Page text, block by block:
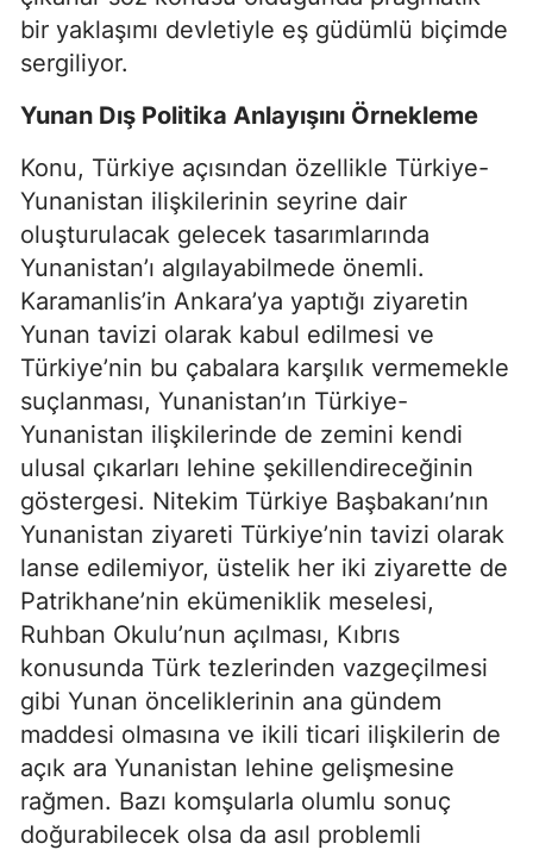
bir yaklaşımı devletiyle eş güdümlü biçimde
sergiliyor.
Yunan Dış Politika Anlayışını Örnekleme
Konu, Türkiye açısından özellikle Türkiye-
Yunanistan ilişkilerinin seyrine dair
oluşturulacak gelecek tasarımlarında
Yunanistan’ı algılayabilmede önemli.
Karamanlis’in Ankara’ya yaptığı ziyaretin
Yunan tavizi olarak kabul edilmesi ve
Türkiye’nin bu çabalara karşılık vermemekle
suçlanması, Yunanistan’ın Türkiye-
Yunanistan ilişkilerinde de zemini kendi
ulusal çıkarları lehine şekillendireceğinin
göstergesi. Nitekim Türkiye Başbakanı’nın
Yunanistan ziyareti Türkiye’nin tavizi olarak
lanse edilemiyor, üstelik her iki ziyarette de
Patrikhane’nin ekümeniklik meselesi,
Ruhban Okulu’nun açılması, Kıbrıs
konusunda Türk tezlerinden vazgeçilmesi
gibi Yunan önceliklerinin ana gündem
maddesi olmasına ve ikili ticari ilişkilerin de
açık ara Yunanistan lehine gelişmesine
rağmen. Bazı komşularla olumlu sonuç
doğurabilecek olsa da asıl problemli